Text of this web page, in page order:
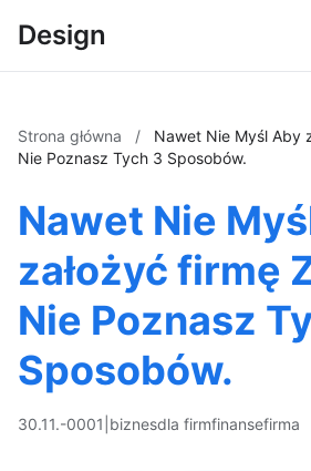
Design
Strona główna /
Nawet Nie Myśl Aby
Nie Poznasz Tych 3 Sposobów.
Nawet Nie
założyć firmę
Nie Poznasz
Sposobów.
30.11.-0001 biznesdla firmfinansefirma